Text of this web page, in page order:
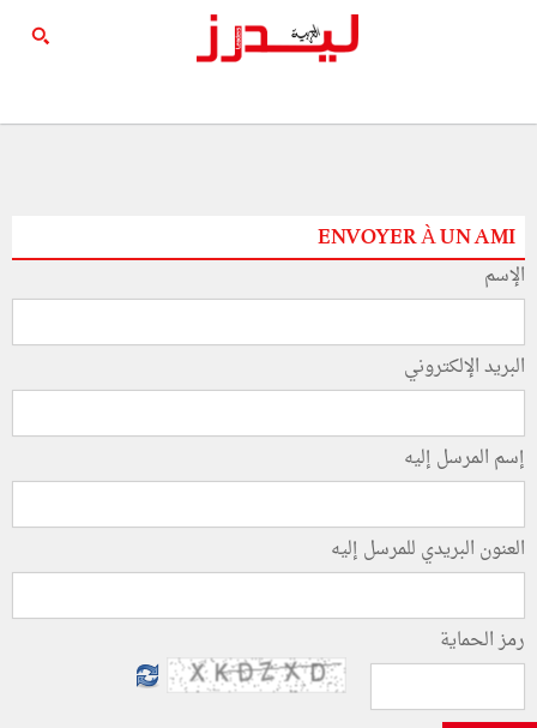
ENVOYER À UN AMI
الإسم
البريد الإلكتروني
إسم المرسل إليه
العنون البريدي للمرسل إليه
رمز الحماية